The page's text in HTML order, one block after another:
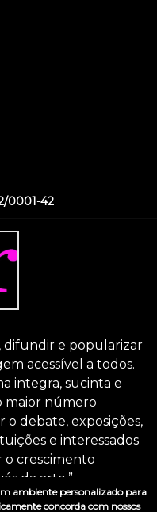
0001-42
difundir e popularizar
acessível a todos.
integra, sucinta e
maior número
o debate, exposições,
e interessados
o crescimento
da arte.”
ambiente personalizado para
concorda com nossos